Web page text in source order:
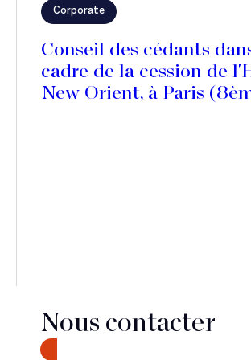
Corporate
Conseil des cédants
cadre de la cession de
New Orient, à Paris
Nous contacter